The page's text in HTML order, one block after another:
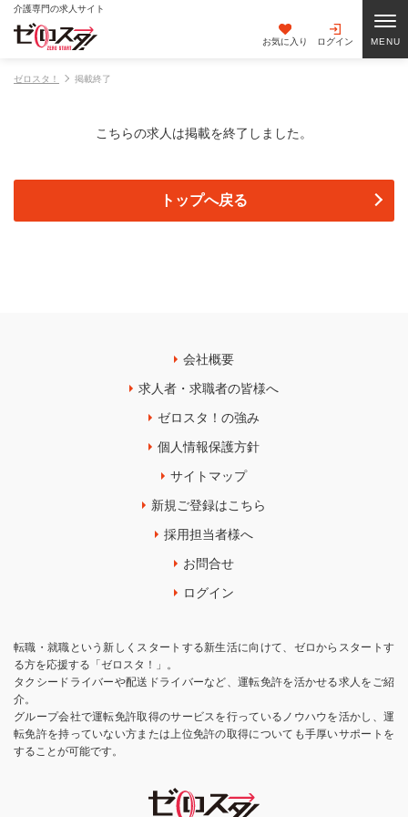
介護専門の求人サイト
お気に入り ログイン
ゼロスタ！ 掲載終了
こちらの求人は掲載を終了しました。
トップへ戻る
会社概要
求人者・求職者の皆様へ
ゼロスタ！の強み
個人情報保護方針
サイトマップ
新規ご登録はこちら
採用担当者様へ
お問合せ
ログイン
転職・就職という新しくスタートする新生活に向けて、ゼロからスタートす
る方を応援する「ゼロスタ！」。
タクシードライバーや配送ドライバーなど、運転免許を活かせる求人をご紹
介。
グループ会社で運転免許取得のサービスを行っているノウハウを活かし、運
転免許を持っていない方または上位免許の取得についても手厚いサポートを
することが可能です。